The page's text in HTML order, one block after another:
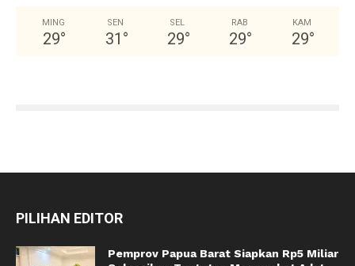
MING
29°
SEN
31 °
SEL
29°
RAB
29°
KAM
29°
PILIHAN EDITOR
Pemprov Papua Barat Siapkan Rp5 Miliar